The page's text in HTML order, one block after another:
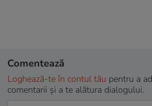
Comentează
Loghează-te în contul tău pentru a
comentarii și a te alătura dialogului.